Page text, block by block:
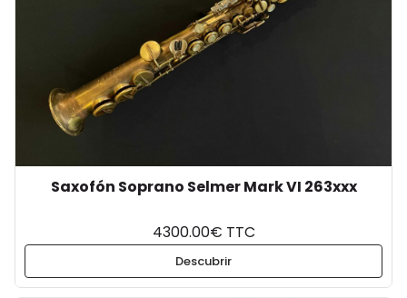
Saxofón Soprano Selmer Mark VI 263xxx
4300.00€ TTC
Descubrir